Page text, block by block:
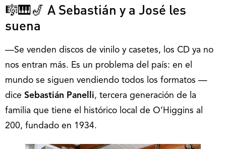
🎼🎹🎷 A Sebastián y a José les
suena
—Se venden discos de vinilo y casetes, los CD ya no
nos entran más. Es un problema del país: en el
mundo se siguen vendiendo todos los formatos —
dice Sebastián Panelli, tercera generación de la
familia que tiene el histórico local de O’Higgins al
200, fundado en 1934.